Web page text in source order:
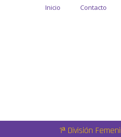
Inicio Contacto
1ª División